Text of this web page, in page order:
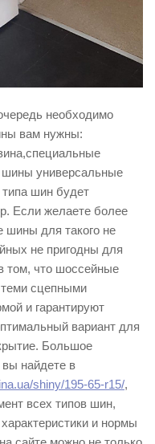
необходимо
вам нужны:
универсальные
шин будет
Если желаете более
шины для такого не
не пригодны для
том, что шоссейные
сцепными
и гарантируют
вариант для
Большое
найдете в
shiny/195-65-r15/,
всех типов шин,
и нормы